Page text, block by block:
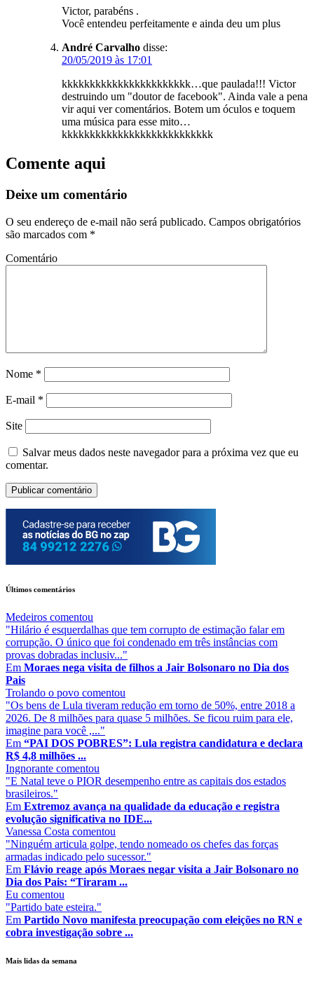
Victor, parabéns .
Você entendeu perfeitamente e ainda deu um plus
André Carvalho disse:
20/05/2019 às 17:01
kkkkkkkkkkkkkkkkkkkkkkk…que paulada!!! Victor
destruindo um "doutor de facebook". Ainda vale a pena
vir aqui ver comentários. Botem um óculos e toquem
uma música para esse mito…
kkkkkkkkkkkkkkkkkkkkkkkkkkk
Comente aqui
Deixe um comentário
O seu endereço de e-mail não será publicado. Campos obrigatórios
são marcados com *
Comentário
Nome *
E-mail *
Site
Salvar meus dados neste navegador para a próxima vez que eu
comentar.
Últimos comentários
Medeiros comentou
"Hilário é esquerdalhas que tem corrupto de estimação falar em
corrupção. O único que foi condenado em três instâncias com
provas dobradas inclusiv..."
Em Moraes nega visita de filhos a Jair Bolsonaro no Dia dos
Pais
Trolando o povo comentou
"Os bens de Lula tiveram redução em torno de 50%, entre 2018 a
2026. De 8 milhões para quase 5 milhões. Se ficou ruim para ele,
imagine para você ,..."
Em “PAI DOS POBRES”: Lula registra candidatura e declara
R$ 4,8 milhões ...
Ingnorante comentou
"E Natal teve o PIOR desempenho entre as capitais dos estados
brasileiros."
Em Extremoz avança na qualidade da educação e registra
evolução significativa no IDE...
Vanessa Costa comentou
"Ninguém articula golpe, tendo nomeado os chefes das forças
armadas indicado pelo sucessor."
Em Flávio reage após Moraes negar visita a Jair Bolsonaro no
Dia dos Pais: “Tiraram ...
Eu comentou
"Partido bate esteira."
Em Partido Novo manifesta preocupação com eleições no RN e
cobra investigação sobre ...
Mais lidas da semana